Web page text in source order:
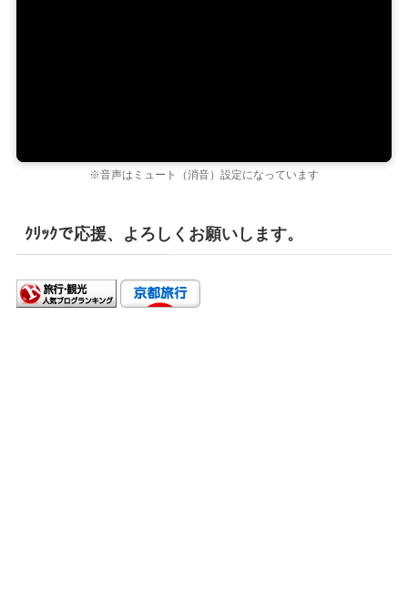
※音声はミュート（消音）設定になっています
ｸﾘｯｸで応援、よろしくお願いします。